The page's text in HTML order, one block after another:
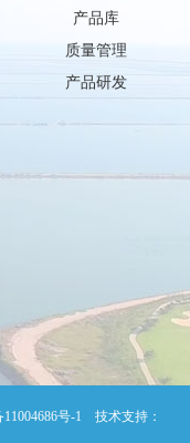
产品库
质量管理
产品研发
号-1
技术支持：